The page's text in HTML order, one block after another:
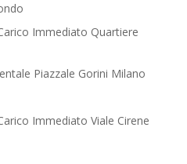
Immediato Quartiere
Piazzale Gorini Milano
Immediato Viale Cirene